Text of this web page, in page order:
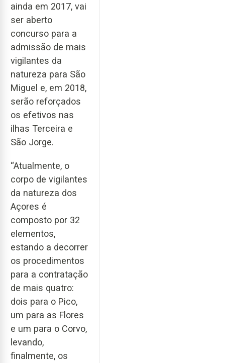
ainda em 2017, vai
ser aberto
concurso para a
admissão de mais
vigilantes da
natureza para São
Miguel e, em 2018,
serão reforçados
os efetivos nas
ilhas Terceira e
São Jorge.
“Atualmente, o
corpo de vigilantes
da natureza dos
Açores é
composto por 32
elementos,
estando a decorrer
os procedimentos
para a contratação
de mais quatro:
dois para o Pico,
um para as Flores
e um para o Corvo,
levando,
finalmente, os